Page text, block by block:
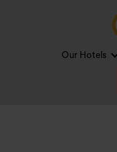
Our Hotels